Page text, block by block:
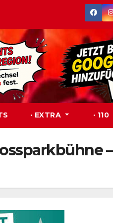
· EXTRA · 110
–